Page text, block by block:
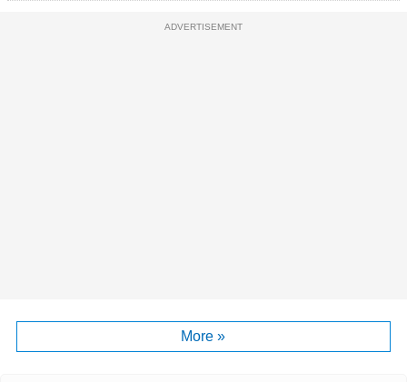
ADVERTISEMENT
More »